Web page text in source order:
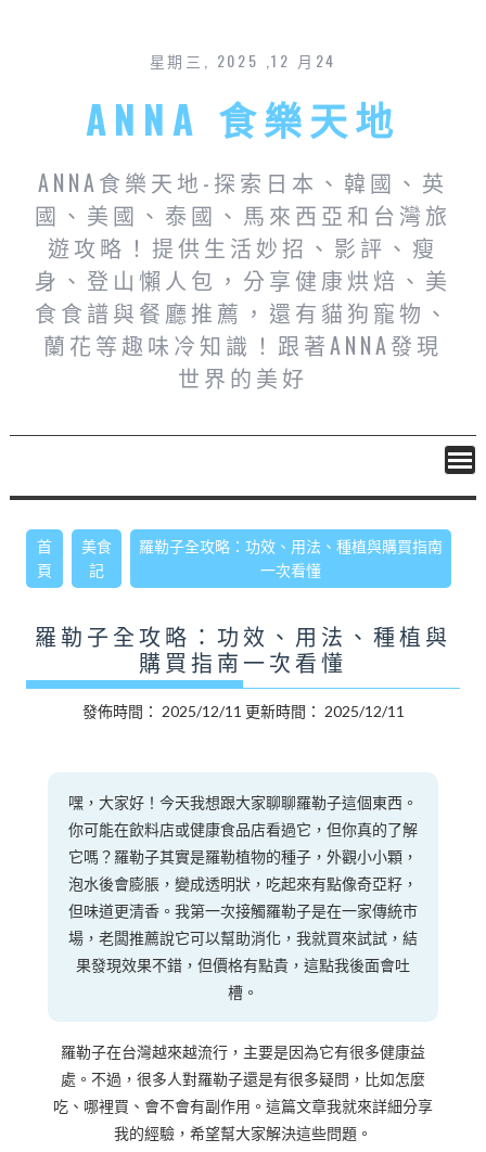
星期三, 2025 ,12 月24
ANNA 食樂天地
ANNA食樂天地-探索日本、韓國、英
國、美國、泰國、馬來西亞和台灣旅
遊攻略！提供生活妙招、影評、瘦
身、登山懶人包，分享健康烘焙、美
食食譜與餐廳推薦，還有貓狗寵物、
蘭花等趣味冷知識！跟著ANNA發現
世界的美好
首
頁
美食
記
羅勒子全攻略：功效、用法、種植與購買指南
一次看懂
羅勒子全攻略：功效、用法、種植與
購買指南一次看懂
發佈時間： 2025/12/11 更新時間： 2025/12/11
嘿，大家好！今天我想跟大家聊聊羅勒子這個東西。
你可能在飲料店或健康食品店看過它，但你真的了解
它嗎？羅勒子其實是羅勒植物的種子，外觀小小顆，
泡水後會膨脹，變成透明狀，吃起來有點像奇亞籽，
但味道更清香。我第一次接觸羅勒子是在一家傳統市
場，老闆推薦說它可以幫助消化，我就買來試試，結
果發現效果不錯，但價格有點貴，這點我後面會吐
槽。
羅勒子在台灣越來越流行，主要是因為它有很多健康益
處。不過，很多人對羅勒子還是有很多疑問，比如怎麼
吃、哪裡買、會不會有副作用。這篇文章我就來詳細分享
我的經驗，希望幫大家解決這些問題。